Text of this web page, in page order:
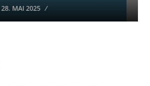
28. MAI 2025